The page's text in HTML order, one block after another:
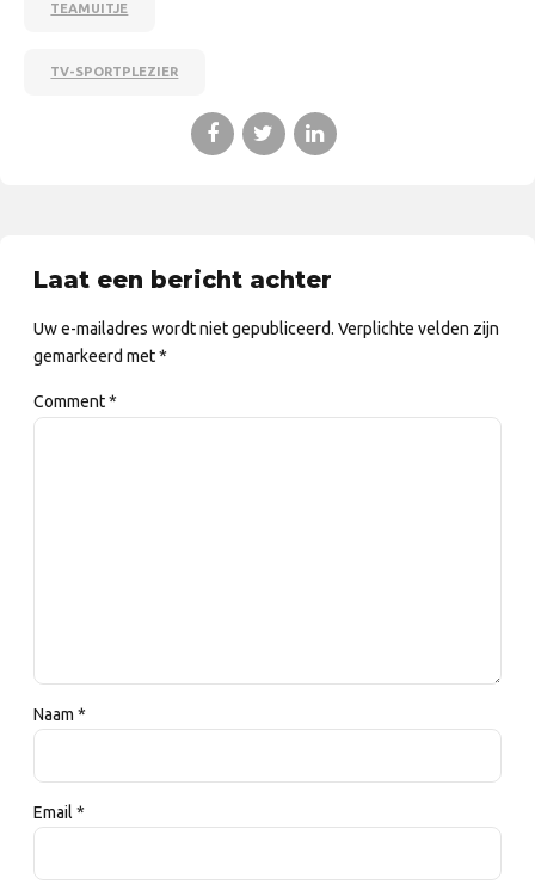
TEAMUITJE
TV-SPORTPLEZIER
Laat een bericht achter
Uw e-mailadres wordt niet gepubliceerd. Verplichte velden zijn
gemarkeerd met *
Comment*
Naam *
Email *